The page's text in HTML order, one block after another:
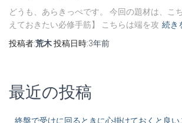
どうも、あらきっぺです。 今回の題材は、こ
えておきたい必修手筋】 こちらは端を攻 続き
投稿者:荒木投稿日時:3年前
最近の投稿
終盤で受けに回るときに心掛けておくと良